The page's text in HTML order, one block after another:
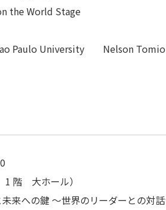
the World Stage
Paulo University Nelson
階 大ホール）
来への鍵 ～世界のリーダーとの対